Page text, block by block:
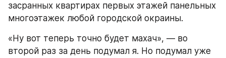
засранных квартирах первых этажей панельных
многоэтажек любой городской окраины.
«Ну вот теперь точно будет махач», — во
второй раз за день подумал я. Но подумал уже